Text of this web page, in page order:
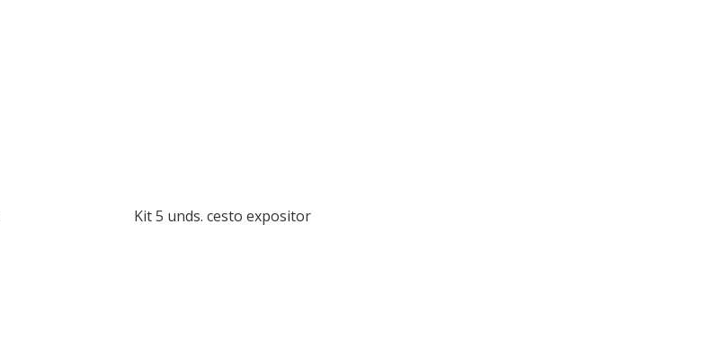
Kit 5 unds. cesto expositor